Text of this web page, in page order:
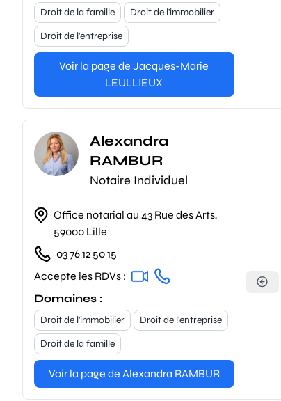
Droit de la famille
Droit de l'immobilier
Droit de l'entreprise
Voir la page de Jacques-Marie
LEULLIEUX
Alexandra
RAMBUR
Notaire Individuel
Office notarial au 43 Rue des Arts,
59000 Lille
03 76 12 50 15
Accepte les RDVs :
Domaines :
Droit de l'immobilier
Droit de l'entreprise
Droit de la famille
Voir la page de Alexandra RAMBUR